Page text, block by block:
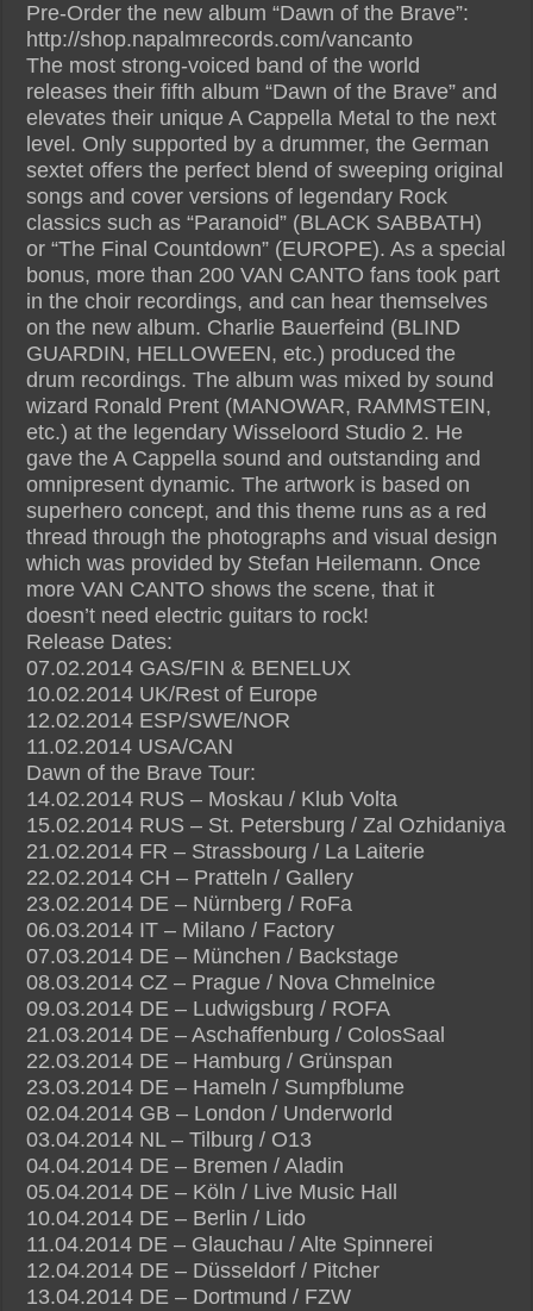
Pre-Order the new album “Dawn of the Brave”:
http://shop.napalmrecords.com/vancanto
The most strong-voiced band of the world
releases their fifth album “Dawn of the Brave” and
elevates their unique A Cappella Metal to the next
level. Only supported by a drummer, the German
sextet offers the perfect blend of sweeping original
songs and cover versions of legendary Rock
classics such as “Paranoid” (BLACK SABBATH)
or “The Final Countdown” (EUROPE). As a special
bonus, more than 200 VAN CANTO fans took part
in the choir recordings, and can hear themselves
on the new album. Charlie Bauerfeind (BLIND
GUARDIN, HELLOWEEN, etc.) produced the
drum recordings. The album was mixed by sound
wizard Ronald Prent (MANOWAR, RAMMSTEIN,
etc.) at the legendary Wisseloord Studio 2. He
gave the A Cappella sound and outstanding and
omnipresent dynamic. The artwork is based on
superhero concept, and this theme runs as a red
thread through the photographs and visual design
which was provided by Stefan Heilemann. Once
more VAN CANTO shows the scene, that it
doesn’t need electric guitars to rock!
Release Dates:
07.02.2014 GAS/FIN & BENELUX
10.02.2014 UK/Rest of Europe
12.02.2014 ESP/SWE/NOR
11.02.2014 USA/CAN
Dawn of the Brave Tour:
14.02.2014 RUS – Moskau / Klub Volta
15.02.2014 RUS – St. Petersburg / Zal Ozhidaniya
21.02.2014 FR – Strassbourg / La Laiterie
22.02.2014 CH – Pratteln / Gallery
23.02.2014 DE – Nürnberg / RoFa
06.03.2014 IT – Milano / Factory
07.03.2014 DE – München / Backstage
08.03.2014 CZ – Prague / Nova Chmelnice
09.03.2014 DE – Ludwigsburg / ROFA
21.03.2014 DE – Aschaffenburg / ColosSaal
22.03.2014 DE – Hamburg / Grünspan
23.03.2014 DE – Hameln / Sumpfblume
02.04.2014 GB – London / Underworld
03.04.2014 NL – Tilburg / O13
04.04.2014 DE – Bremen / Aladin
05.04.2014 DE – Köln / Live Music Hall
10.04.2014 DE – Berlin / Lido
11.04.2014 DE – Glauchau / Alte Spinnerei
12.04.2014 DE – Düsseldorf / Pitcher
13.04.2014 DE – Dortmund / FZW